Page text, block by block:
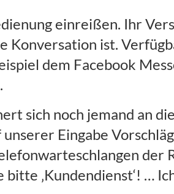
einreißen. Ihr
Konversation ist.
dem Facebook
sich noch jemand an
Eingabe
der
‚Kundendienst‘! …